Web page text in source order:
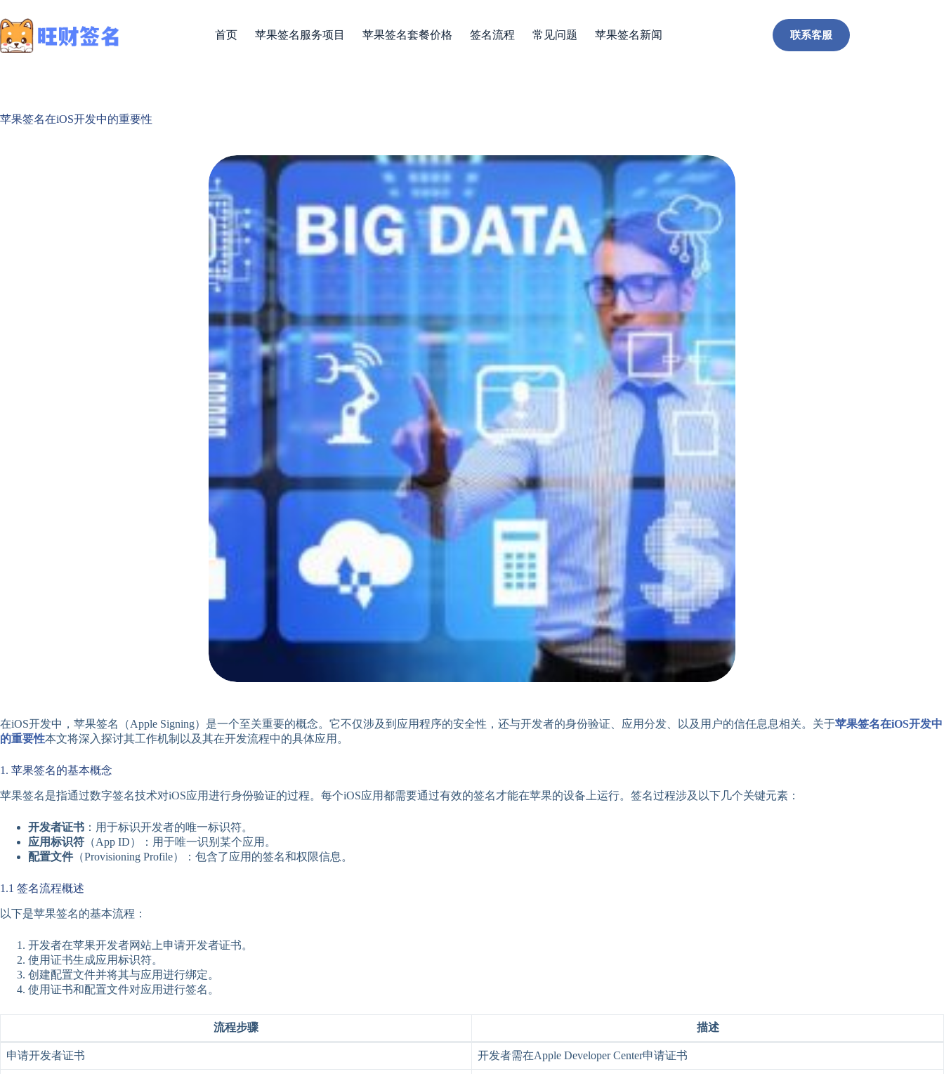
首页 苹果签名服务项目 苹果签名套餐价格 签名流程 常见问题 苹果签名新闻 联系客服
苹果签名在iOS开发中的重要性
在iOS开发中，苹果签名（Apple Signing）是一个至关重要的概念。它不仅涉及到应用程序的安全性，还与开发者的身份验证、应用分发、以及用户的信任息息相关。关于苹果签名在iOS开发中
的重要性本文将深入探讨其工作机制以及其在开发流程中的具体应用。
1. 苹果签名的基本概念
苹果签名是指通过数字签名技术对iOS应用进行身份验证的过程。每个iOS应用都需要通过有效的签名才能在苹果的设备上运行。签名过程涉及以下几个关键元素：
开发者证书 ：用于标识开发者的唯一标识符。
应用标识符 （App ID）：用于唯一识别某个应用。
配置文件（Provisioning Profile）：包含了应用的签名和权限信息。
1.1 签名流程概述
以下是苹果签名的基本流程：
开发者在苹果开发者网站上申请开发者证书。
使用证书生成应用标识符。
创建配置文件并将其与应用进行绑定。
使用证书和配置文件对应用进行签名。
流程步骤 描述
申请开发者证书 开发者需在Apple Developer Center申请证书